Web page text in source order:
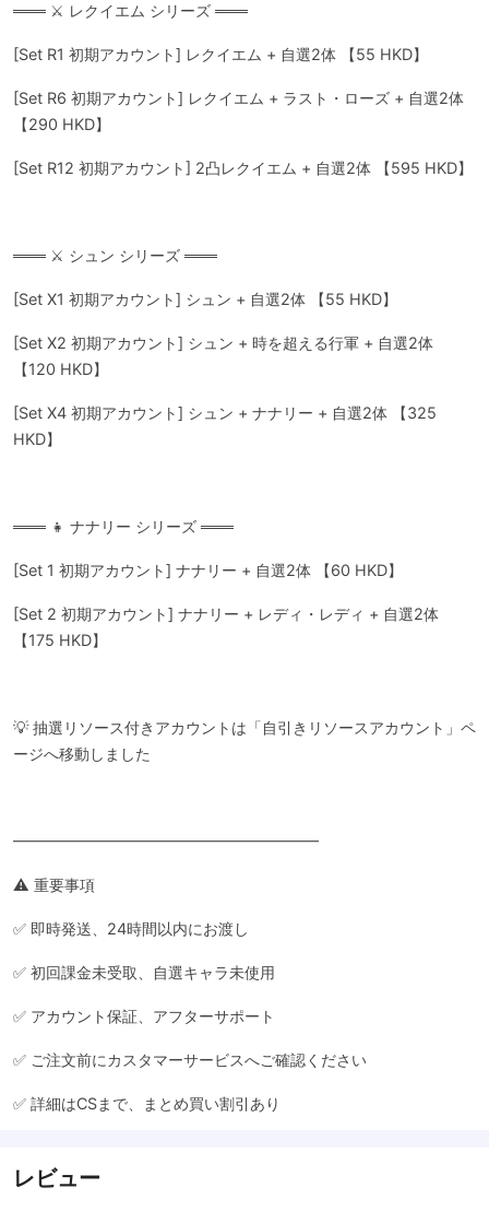
═══ ⚔️ レクイエム シリーズ ═══
[Set R1 初期アカウント] レクイエム + 自選2体 【55 HKD】
[Set R6 初期アカウント] レクイエム + ラスト・ローズ + 自選2体
【290 HKD】
[Set R12 初期アカウント] 2凸レクイエム + 自選2体 【595 HKD】
═══ ⚔️ シュン シリーズ ═══
[Set X1 初期アカウント] シュン + 自選2体 【55 HKD】
[Set X2 初期アカウント] シュン + 時を超える行軍 + 自選2体
【120 HKD】
[Set X4 初期アカウント] シュン + ナナリー + 自選2体 【325
HKD】
═══ 👧 ナナリー シリーズ ═══
[Set 1 初期アカウント] ナナリー + 自選2体 【60 HKD】
[Set 2 初期アカウント] ナナリー + レディ・レディ + 自選2体
【175 HKD】
💡 抽選リソース付きアカウントは「自引きリソースアカウント」ペ
ージへ移動しました
━━━━━━━━━━━━━━━━━━━━
⚠️ 重要事項
✅ 即時発送、24時間以内にお渡し
✅ 初回課金未受取、自選キャラ未使用
✅ アカウント保証、アフターサポート
✅ ご注文前にカスタマーサービスへご確認ください
✅ 詳細はCSまで、まとめ買い割引あり
レビュー